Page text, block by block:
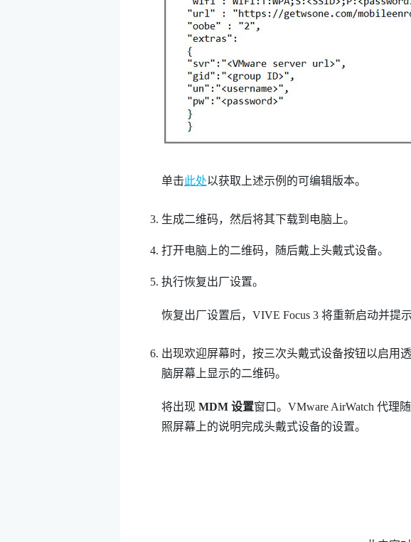
单击此处以获取上述示例的可编辑版本。
生成二维码，然后将其下载到电脑上。
打开电脑上的二维码，随后戴上头戴式设备。
执行恢复出厂设置。
恢复出厂设置后， VIVE Focus 3将重新启动并提
出现欢迎屏幕时，按三次头戴式设备按钮以启用
脑屏幕上显示的二维码。
将出现 MDM 设置窗口。 VMware AirWatch 代理
照屏幕上的说明完成头戴式设备的设置。